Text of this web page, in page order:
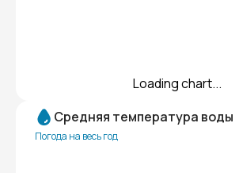
Loading chart...
Средняя температура воды
Погода на весь год